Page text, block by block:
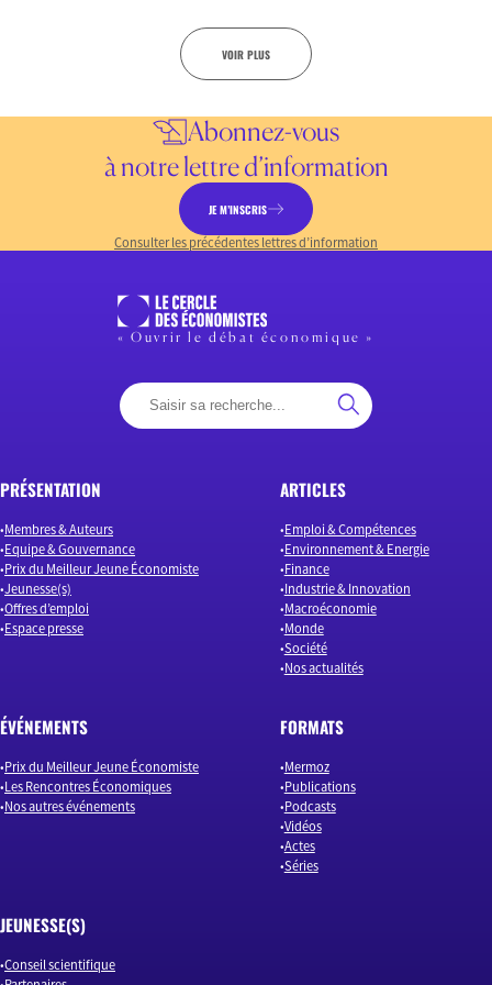
VOIR PLUS
Abonnez-vous
à notre lettre d’information
JE M’INSCRIS
Consulter les précédentes lettres d’information
« Ouvrir le débat économique »
PRÉSENTATION
Membres & Auteurs
Equipe & Gouvernance
Prix du Meilleur Jeune Économiste
Jeunesse(s)
Offres d’emploi
Espace presse
ARTICLES
Emploi & Compétences
Environnement & Energie
Finance
Industrie & Innovation
Macroéconomie
Monde
Société
Nos actualités
ÉVÉNEMENTS
Prix du Meilleur Jeune Économiste
Les Rencontres Économiques
Nos autres événements
FORMATS
Mermoz
Publications
Podcasts
Vidéos
Actes
Séries
JEUNESSE(S)
Conseil scientifique